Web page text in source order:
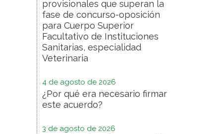
provisionales que superan la
fase de concurso-oposición
para Cuerpo Superior
Facultativo de Instituciones
Sanitarias, especialidad
Veterinaria
4 de agosto de 2026
¿Por qué era necesario firmar
este acuerdo?
3 de agosto de 2026